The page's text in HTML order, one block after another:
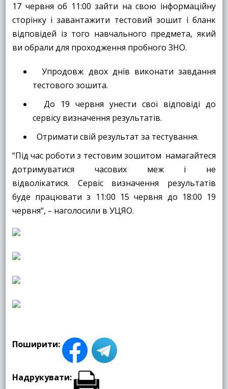
17 червня об 11:00 зайти на свою інформаційну
сторінку і завантажити тестовий зошит і бланк
відповідей із того навчального предмета, який
ви обрали для проходження пробного ЗНО.
Упродовж двох днів виконати завдання
тестового зошита.
До 19 червня унести свої відповіді до
сервісу визначення результатів.
Отримати свій результат за тестування.
“Під час роботи з тестовим зошитом намагайтеся
дотримуватися часових меж і не
відволікатися. Сервіс визначення результатів
буде працювати з 11:00 15 червня до 18:00 19
червня“, – наголосили в УЦЯО.
Поширити:
Надрукувати: